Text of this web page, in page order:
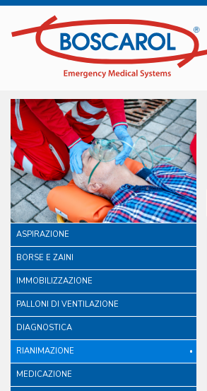
ASPIRAZIONE
BORSE E ZAINI
IMMOBILIZZAZIONE
PALLONI DI VENTILAZIONE
DIAGNOSTICA
RIANIMAZIONE
MEDICAZIONE